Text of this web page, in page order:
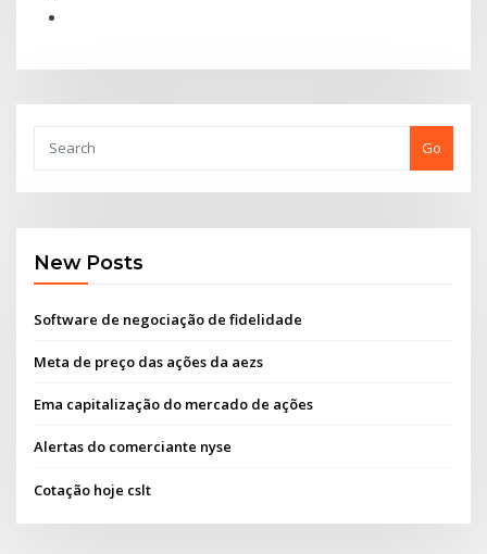
Go
New Posts
Software de negociação de fidelidade
Meta de preço das ações da aezs
Ema capitalização do mercado de ações
Alertas do comerciante nyse
Cotação hoje cslt